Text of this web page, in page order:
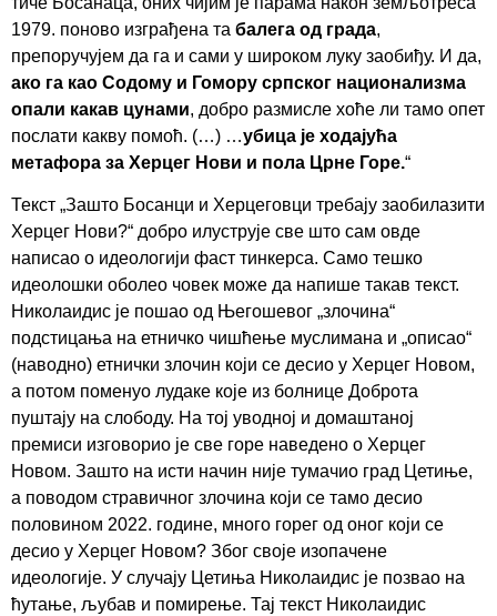
1979. поново изграђена та балега од града,
препоручујем да га и сами у широком луку заобиђу. И да,
ако га као Содому и Гомору српског национализма
опали какав цунами, добро размисле хоће ли тамо опет
послати какву помоћ. (…) …убица је ходајућа
метафора за Херцег Нови и пола Црне Горе.“
Текст „Зашто Босанци и Херцеговци требају заобилазити
Херцег Нови?“ добро илуструје све што сам овде
написао о идеологији фаст тинкерса. Само тешко
идеолошки оболео човек може да напише такав текст.
Николаидис је пошао од Његошевог „злочина“
подстицања на етничко чишћење муслимана и „описао“
(наводно) етнички злочин који се десио у Херцег Новом,
а потом поменуо лудаке које из болнице Доброта
пуштају на слободу. На тој уводној и домаштаној
премиси изговорио је све горе наведено о Херцег
Новом. Зашто на исти начин није тумачио град Цетиње,
а поводом стравичног злочина који се тамо десио
половином 2022. године, много горег од оног који се
десио у Херцег Новом? Због своје изопачене
идеологије. У случају Цетиња Николаидис је позвао на
ћутање, љубав и помирење. Тај текст Николаидис